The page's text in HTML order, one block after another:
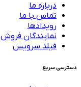
درباره ما
تماس با ما
رویدادها
نمایندگان فروش
فیلد سرویس
دسترسی سریع